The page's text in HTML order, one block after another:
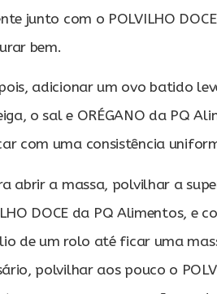
junto com o POLVILHO
bem.
adicionar um ovo batido
o sal e ORÉGANO da PQ
com uma consistência
abrir a massa, polvilhar a
DOCE da PQ Alimentos, e
de um rolo até ficar uma
polvilhar aos pouco o